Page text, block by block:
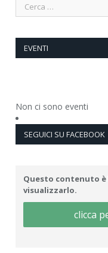
EVENTI
Non ci sono eventi
SEGUICI SU FACEBOOK
Questo contenuto
visualizzarlo.
clicca